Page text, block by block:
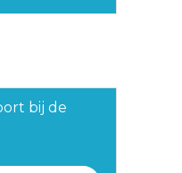
bij de